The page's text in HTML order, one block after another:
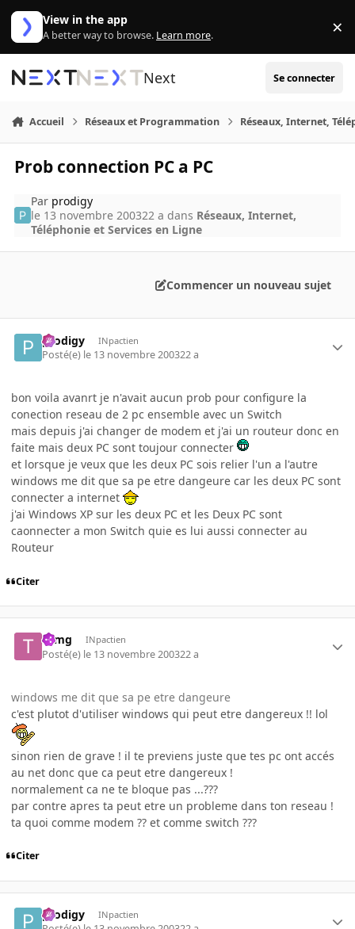
Aller au contenu
View in the app
A better way to browse. Learn more. ×
Next Se connecter
Accueil Réseaux et Programmation Réseaux, Internet,
Prob connection PC a PC
Par prodigy
le 13 novembre 200322 a dans Réseaux, Internet,
Téléphonie et Services en Ligne
Commencer un nouveau sujet
prodigy INpactien
Posté(e) le 13 novembre 200322 a
bon voila avanrt je n'avait aucun prob pour configure la
conection reseau de 2 pc ensemble avec un Switch
mais depuis j'ai changer de modem et j'ai un routeur donc en
faite mais deux PC sont toujour connecter
et lorsque je veux que les deux PC sois relier l'un a l'autre
windows me dit que sa pe etre dangeure car les deux PC sont
connecter a internet
j'ai Windows XP sur les deux PC et les Deux PC sont
caonnecter a mon Switch quie es lui aussi connecter au
Routeur
Citer
tomg INpactien
Posté(e) le 13 novembre 200322 a
windows me dit que sa pe etre dangeure
c'est plutot d'utiliser windows qui peut etre dangereux !! lol
sinon rien de grave ! il te previens juste que tes pc ont accés
au net donc que ca peut etre dangereux !
normalement ca ne te bloque pas ...???
par contre apres ta peut etre un probleme dans ton reseau !
ta quoi comme modem ?? et comme switch ???
Citer
prodigy INpactien